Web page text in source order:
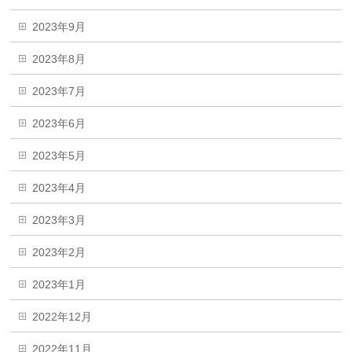
2023年9月
2023年8月
2023年7月
2023年6月
2023年5月
2023年4月
2023年3月
2023年2月
2023年1月
2022年12月
2022年11月